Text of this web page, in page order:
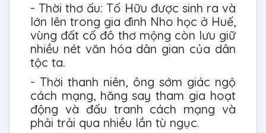
- Thời thơ ấu: Tố Hữu được sinh ra và
lớn lên trong gia đình Nho học ở Huế,
vùng đất cố đô thơ mộng còn lưu giữ
nhiều nét văn hóa dân gian của dân
tộc ta.
- Thời thanh niên, ông sớm giác ngộ
cách mạng, hăng say tham gia hoạt
động và đấu tranh cách mạng và
phải trải qua nhiều lần tù ngục.